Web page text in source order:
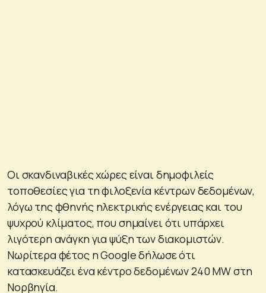
Οι σκανδιναβικές χώρες είναι δημοφιλείς
τοποθεσίες για τη φιλοξενία κέντρων δεδομένων,
λόγω της φθηνής ηλεκτρικής ενέργειας και του
ψυχρού κλίματος, που σημαίνει ότι υπάρχει
λιγότερη ανάγκη για ψύξη των διακομιστών.
Νωρίτερα φέτος η Google δήλωσε ότι
κατασκευάζει ένα κέντρο δεδομένων 240 MW στη
Νορβηγία.